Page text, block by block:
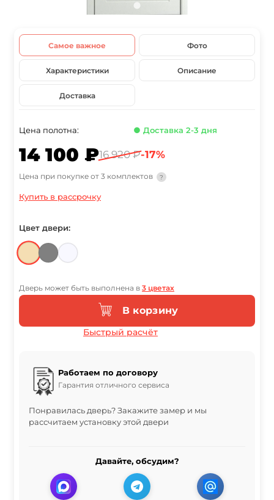
Самое важное Фото
Характеристики Описание
Доставка
Цена полотна: ● Доставка 2-3 дня
14 100 ₽16 920 ₽-17%
Цена при покупке от 3 комплектов ?
Купить в рассрочку
Цвет двери:
Дверь может быть выполнена в 3 цветах
В корзину
Быстрый расчёт
Работаем по договору
Гарантия отличного сервиса
Понравилась дверь? Закажите замер и мы
рассчитаем установку этой двери
Давайте, обсудим?